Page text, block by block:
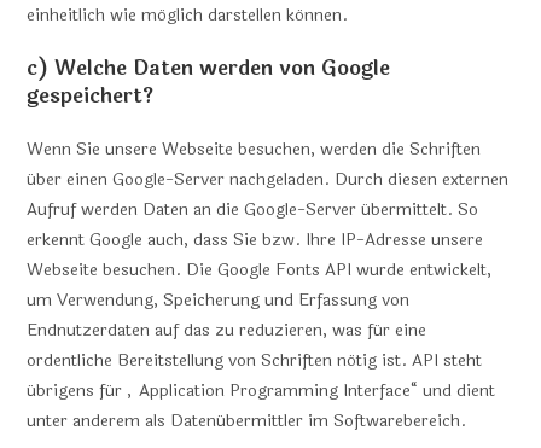
einheitlich wie möglich darstellen können.
c) Welche Daten werden von Google
gespeichert?
Wenn Sie unsere Webseite besuchen, werden die Schriften
über einen Google-Server nachgeladen. Durch diesen externen
Aufruf werden Daten an die Google-Server übermittelt. So
erkennt Google auch, dass Sie bzw. Ihre IP-Adresse unsere
Webseite besuchen. Die Google Fonts API wurde entwickelt,
um Verwendung, Speicherung und Erfassung von
Endnutzerdaten auf das zu reduzieren, was für eine
ordentliche Bereitstellung von Schriften nötig ist. API steht
übrigens für „Application Programming Interface“ und dient
unter anderem als Datenübermittler im Softwarebereich.